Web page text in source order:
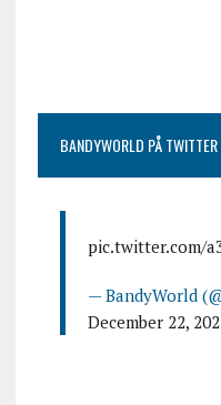
BANDYWORLD PÅ
pic.twitter.com/
— BandyWorld
December 22,